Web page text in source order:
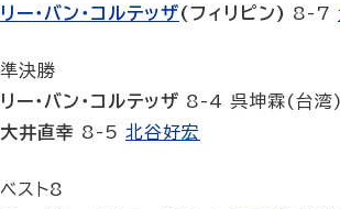
リー・バン・コルテッザ(フィリピン) 8-7
準決勝
リー・バン・コルテッザ 8-4 呉坤霖(台湾)
大井直幸 8-5 北谷好宏
ベスト8